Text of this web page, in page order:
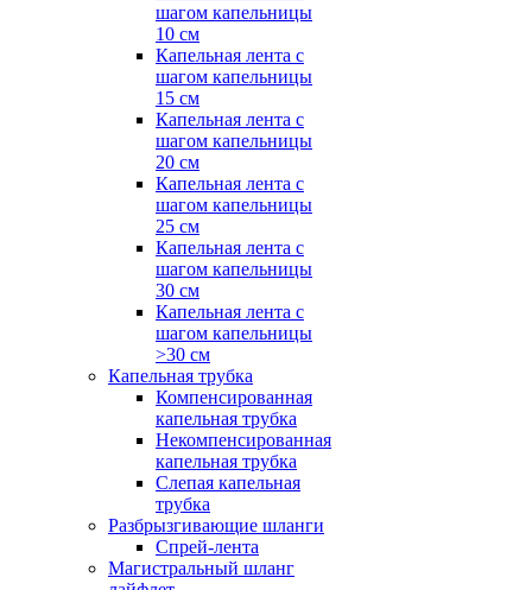
шагом капельницы
10 см
Капельная лента с
шагом капельницы
15 см
Капельная лента с
шагом капельницы
20 см
Капельная лента с
шагом капельницы
25 см
Капельная лента с
шагом капельницы
30 см
Капельная лента с
шагом капельницы
>30 см
Капельная трубка
Компенсированная
капельная трубка
Некомпенсированная
капельная трубка
Слепая капельная
трубка
Разбрызгивающие шланги
Спрей-лента
Магистральный шланг